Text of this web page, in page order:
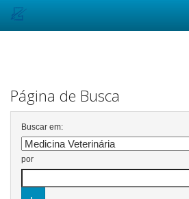
Página de Busca
Buscar em:
por